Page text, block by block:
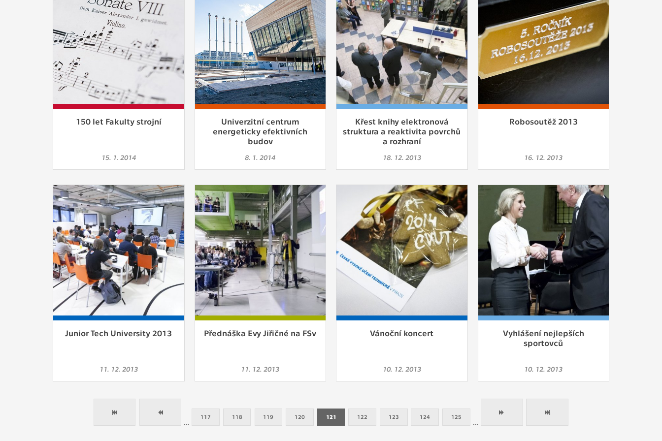
150 let Fakulty strojní
15. 1. 2014
Univerzitní centrum
energeticky efektivních
budov
8. 1. 2014
Křest knihy elektronová
struktura a reaktivita povrchů
a rozhraní
18. 12. 2013
Robosoutěž 2013
16. 12. 2013
Junior Tech University 2013
11. 12. 2013
Přednáška Evy Jiřičné na FSv
11. 12. 2013
Vánoční koncert
10. 12. 2013
Vyhlášení nejlepších
sportovců
10. 12. 2013
…
117 118 119 120 121 122 123 124 125
…